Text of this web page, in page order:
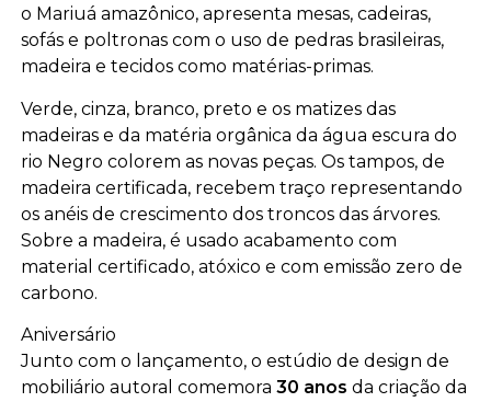
o Mariuá amazônico, apresenta mesas, cadeiras,
sofás e poltronas com o uso de pedras brasileiras,
madeira e tecidos como matérias-primas.
Verde, cinza, branco, preto e os matizes das
madeiras e da matéria orgânica da água escura do
rio Negro colorem as novas peças. Os tampos, de
madeira certificada, recebem traço representando
os anéis de crescimento dos troncos das árvores.
Sobre a madeira, é usado acabamento com
material certificado, atóxico e com emissão zero de
carbono.
Aniversário
Junto com o lançamento, o estúdio de design de
mobiliário autoral comemora 30 anos da criação da